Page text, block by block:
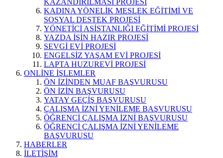
KAZANDIRILMASI PROJESİ
KADINA YÖNELİK MESLEK EĞİTİMİ VE
SOSYAL DESTEK PROJESİ
YÖNETİCİ ASİSTANLIĞI EĞİTİMİ PROJESİ
YAZDA İŞİN HAZIR PROJESİ
SEVGİ EVİ PROJESİ
ENGELSİZ YAŞAM EVİ PROJESİ
LAPTA HUZUREVİ PROJESİ
ONLİNE İŞLEMLER
ÖN İZİNDEN MUAF BAŞVURUSU
ÖN İZİN BAŞVURUSU
YATAY GEÇİŞ BAŞVURUSU
ÇALIŞMA İZNİ YENİLEME BAŞVURUSU
ÖĞRENCİ ÇALIŞMA İZNİ BAŞVURUSU
ÖĞRENCİ ÇALIŞMA İZNİ YENİLEME
BAŞVURUSU
HABERLER
İLETİŞİM